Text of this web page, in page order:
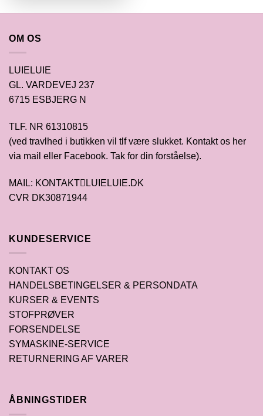
OM OS
LUIELUIE
GL. VARDEVEJ 237
6715 ESBJERG N
TLF. NR 61310815
(ved travlhed i butikken vil tlf være slukket. Kontakt os her
via mail eller Facebook. Tak for din forståelse).
MAIL: KONTAKTLUIELUIE.DK
CVR DK30871944
KUNDESERVICE
KONTAKT OS
HANDELSBETINGELSER & PERSONDATA
KURSER & EVENTS
STOFPRØVER
FORSENDELSE
SYMASKINE-SERVICE
RETURNERING AF VARER
ÅBNINGSTIDER